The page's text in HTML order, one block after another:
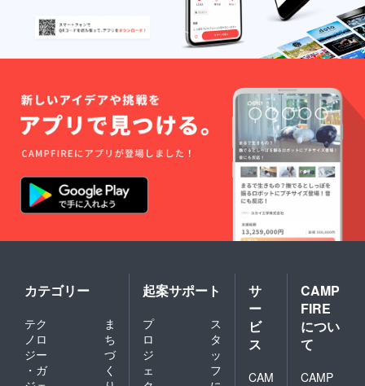
カテゴリー
テク
ノロ
ジー
・ガ
ま
ち
づ
く
起案サポート
プ
ロ
ジ
ェ
ス
タ
ッ
フ
サ
ー
ビ
ス
CAM
CAMP
FIRE
につい
て
CAMP